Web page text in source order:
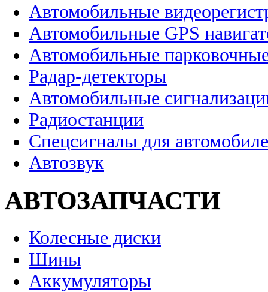
Автомобильные
Автомобильные GPS
Автомобильные
Радар-детекторы
Автомобильные
Радиостанции
Спецсигналы для
Автозвук
АВТОЗАПЧАСТИ
Колесные диски
Шины
Аккумуляторы